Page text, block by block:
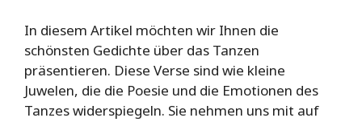
In diesem Artikel möchten wir Ihnen die
schönsten Gedichte über das Tanzen
präsentieren. Diese Verse sind wie kleine
Juwelen, die die Poesie und die Emotionen des
Tanzes widerspiegeln. Sie nehmen uns mit auf